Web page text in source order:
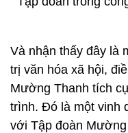
Và nhận thấy đây là
trị văn hóa xã hội,
Mường Thanh tích
trình. Đó là một vinh
với Tập đoàn